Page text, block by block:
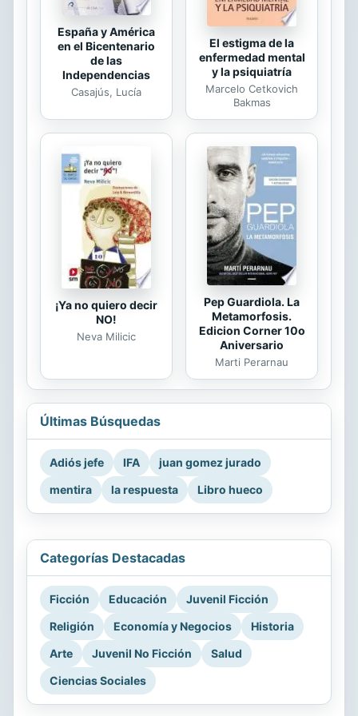
España y América
en el Bicentenario
de las
Independencias
Casajús, Lucía
El estigma de la
enfermedad mental
y la psiquiatría
Marcelo Cetkovich
Bakmas
¡Ya no quiero decir
NO!
Neva Milicic
Pep Guardiola. La
Metamorfosis.
Edicion Corner 10o
Aniversario
Marti Perarnau
Últimas Búsquedas
Adiós jefe IFA
juan gomez jurado
mentira
la respuesta Libro hueco
Categorías Destacadas
Ficción Educación
Juvenil Ficción
Religión
Economía y Negocios
Historia
Arte
Juvenil No Ficción
Salud
Ciencias Sociales